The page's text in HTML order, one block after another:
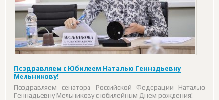
Поздравляем с Юбилеем Наталью Геннадьевну
Мельникову!
Поздравляем сенатора Российской Федерации Наталью
Геннадьевну Мельникову с юбилейным Днем рождения!